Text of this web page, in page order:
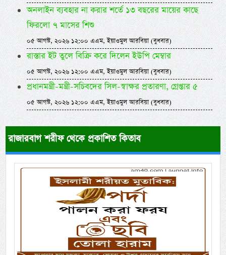
অনলাইন ব্যবহার না করার শর্তে ১৩ বছরের মায়ের কাছে
ফিরলো ৭ মাসের শিশু
০৫ আগস্ট, ২০২৬ ১২:০০ এএম, ইয়াওমুল আরবিয়া (বুধবার)
রাস্তার ইট তুলে বিক্রি করে দিলেন ইউপি মেম্বার
০৫ আগস্ট, ২০২৬ ১২:০০ এএম, ইয়াওমুল আরবিয়া (বুধবার)
প্রধানমন্ত্রী-মন্ত্রী-সচিবদের সিল-স্বাক্ষর প্রতারণা, গ্রেপ্তার ৫
০৫ আগস্ট, ২০২৬ ১২:০০ এএম, ইয়াওমুল আরবিয়া (বুধবার)
রাজারবাগ শরীফ থেকে প্রকাশিত কিতাব